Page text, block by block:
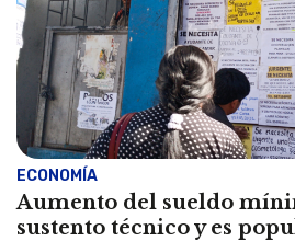
ECONOMÍA
Aumento del sueldo
sustento técnico y es